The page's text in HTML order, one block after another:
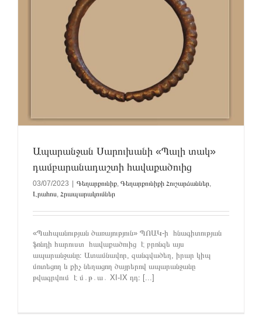
Ապարանջան Սարուխանի «Պալի տակ»
դամբարանադաշտի հավաքածուից
03/07/2023 Գեղարքունիք, Գեղարքունիքի Հուշարձաններ,
Լրահոս, Հրապարակումներ
«Պահպանության ծառայություն» ՊՈԱԿ-ի հնագիտության
ֆոնդի հարուստ հավաքածուից է բրոնզե այս
ապարանջանը։ Ատամնավոր, զանգվածեղ, իրար կիպ
մոտեցող և քիչ նեղացող ծայրերով ապարանջանը
թվագրվում է մ․թ․ա․ XI-IX դդ։ [...]